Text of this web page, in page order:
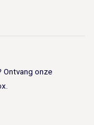
Ontvang onze